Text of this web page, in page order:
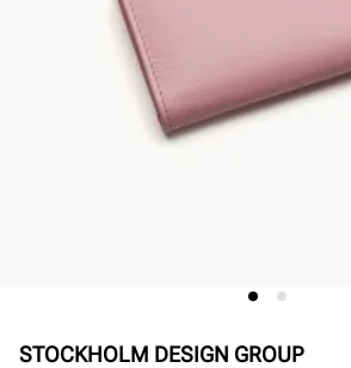
STOCKHOLM DESIGN GROUP